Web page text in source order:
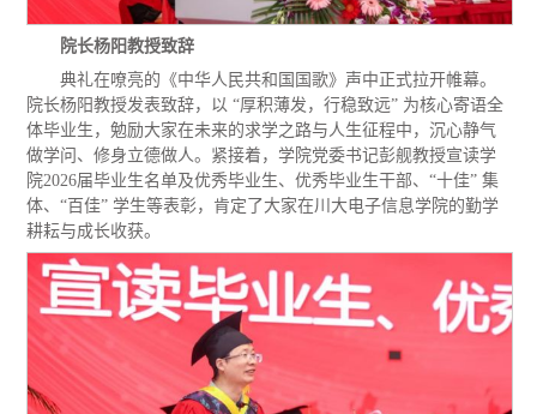
院长杨阳教授致辞
典礼在嘹亮的《中华人民共和国国歌》声中正式拉开帷幕。
院长杨阳教授发表致辞，以 “厚积薄发，行稳致远” 为核心寄语全
体毕业生，勉励大家在未来的求学之路与人生征程中，沉心静气
做学问、修身立德做人。紧接着，学院党委书记彭舰教授宣读学
院2026届毕业生名单及优秀毕业生、优秀毕业生干部、“十佳” 集
体、“百佳” 学生等表彰，肯定了大家在川大电子信息学院的勤学
耕耘与成长收获。